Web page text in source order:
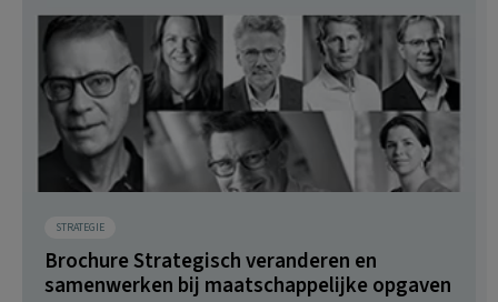
STRATEGIE
Brochure Strategisch veranderen en
samenwerken bij maatschappelijke opgaven